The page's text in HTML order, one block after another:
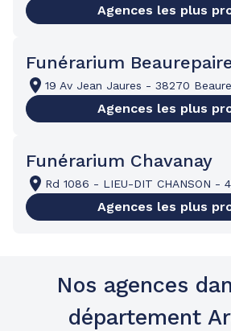
Agences les plus
Funérarium
19 Av Jean Jaures - 38270
Agences les plus
Funérarium Chavanay
Rd 1086 - LIEU-DIT CHANSON -
Agences les plus
Nos agences
département